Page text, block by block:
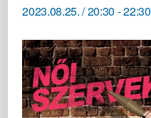
2023.08.25. / 20:30 -22:30